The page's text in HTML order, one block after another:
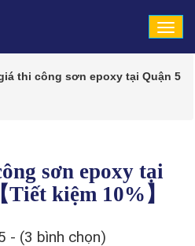
thi công sơn epoxy tại Quận 5
sơn epoxy tại
kiệm 10%】
- (3 bình chọn)